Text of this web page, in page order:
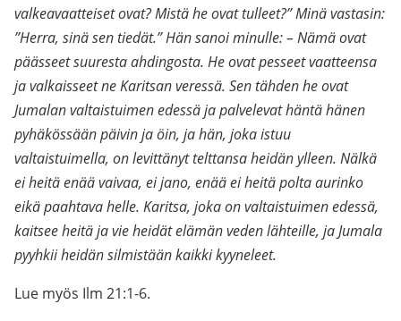
valkeavaatteiset ovat? Mistä he ovat tulleet?” Minä vastasin:
”Herra, sinä sen tiedät.” Hän sanoi minulle: – Nämä ovat
päässeet suuresta ahdingosta. He ovat pesseet vaatteensa
ja valkaisseet ne Karitsan veressä. Sen tähden he ovat
Jumalan valtaistuimen edessä ja palvelevat häntä hänen
pyhäkössään päivin ja öin, ja hän, joka istuu
valtaistuimella, on levittänyt telttansa heidän ylleen. Nälkä
ei heitä enää vaivaa, ei jano, enää ei heitä polta aurinko
eikä paahtava helle. Karitsa, joka on valtaistuimen edessä,
kaitsee heitä ja vie heidät elämän veden lähteille, ja Jumala
pyyhkii heidän silmistään kaikki kyyneleet.
Lue myös Ilm 21:1-6.